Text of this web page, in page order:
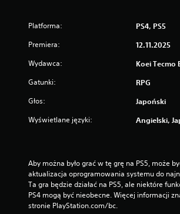
w
o
M
o
ż
e
Platforma: PS4, PS5
Premiera: 12.11.2025
Wydawca: Koei Tecmo
Gatunki: RPG
Głos: Japoński
Wyświetlane języki: Angielski,
Aby można było grać w tę grę na PS5, może
aktualizacja oprogramowania systemu do
Ta gra będzie działać na PS5, ale niektóre
PS4 mogą być nieobecne. Więcej informacji
stronie PlayStation.com/bc.